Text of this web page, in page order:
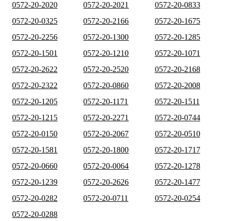
0572-20-2020
0572-20-2021
0572-20-0833
0572-20-0325
0572-20-2166
0572-20-1675
0572-20-2256
0572-20-1300
0572-20-1285
0572-20-1501
0572-20-1210
0572-20-1071
0572-20-2622
0572-20-2520
0572-20-2168
0572-20-2322
0572-20-0860
0572-20-2008
0572-20-1205
0572-20-1171
0572-20-1511
0572-20-1215
0572-20-2271
0572-20-0744
0572-20-0150
0572-20-2067
0572-20-0510
0572-20-1581
0572-20-1800
0572-20-1717
0572-20-0660
0572-20-0064
0572-20-1278
0572-20-1239
0572-20-2626
0572-20-1477
0572-20-0282
0572-20-0711
0572-20-0254
0572-20-0288